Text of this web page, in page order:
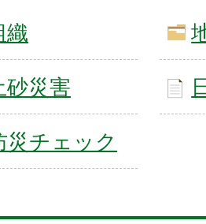
織
砂災害
災チェック